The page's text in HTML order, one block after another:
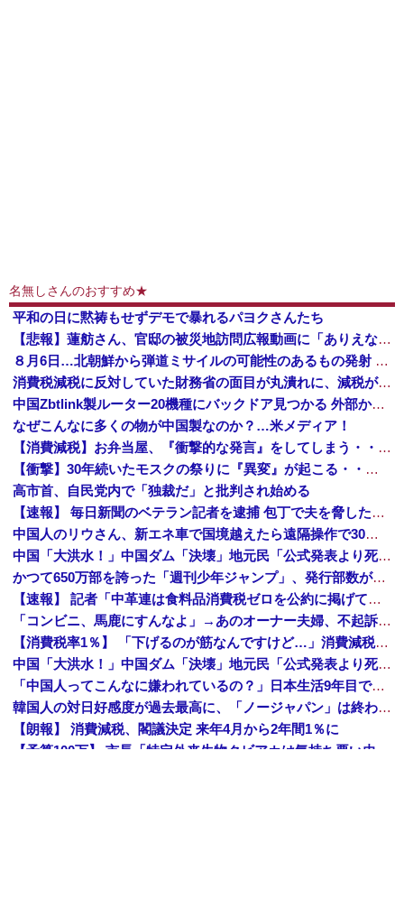
名無しさんのおすすめ★
平和の日に黙祷もせずデモで暴れるパヨクさんたち
【悲報】蓮舫さん、官邸の被災地訪問広報動画に「ありえない！作成費用は、あなたの税金です！」と猛批判 → ネットからは巨大ブーメランを指摘する声 ...
８月6日…北朝鮮から弾道ミサイルの可能性のあるもの発射 防衛省が発表 [8/6]
消費税減税に反対していた財務省の面目が丸潰れに、減税が決まった途端に市場が動き出したが……
中国Zbtlink製ルーター20機種にバックドア見つかる 外部から完全制御のおそれ
なぜこんなに多くの物が中国製なのか？…米メディア！
【消費減税】お弁当屋、『衝撃的な発言』をしてしまう・・・・・・
【衝撃】30年続いたモスクの祭りに『異変』が起こる・・・・・
高市首、自民党内で「独裁だ」と批判され始める
【速報】 毎日新聞のベテラン記者を逮捕 包丁で夫を脅した容疑
中国人のリウさん、新エネ車で国境越えたら遠隔操作で30時間ロックされる！
中国「大洪水！」中国ダム「決壊」地元民「公式発表より死者多い！」中国政府「住民拘束！（安否不明」中国当局「救助隊動画も削除」台風13号「三峡ダム接近中」→
かつて650万部を誇った「週刊少年ジャンプ」、発行部数が初の100万部割れ
【速報】 記者「中革連は食料品消費税ゼロを公約に掲げていたが？」→階猛氏「そ、それは財源確保という条件付き」
「コンビニ、馬鹿にすんなよ」→あのオーナー夫婦、不起訴ｗｗｗｗｗｗｗｗｗ
【消費税率1％】 「下げるのが筋なんですけど…」消費減税で値下がりする分と同じだけ商品を値上げして店頭価格を変えない店も
中国「大洪水！」中国ダム「決壊」地元民「公式発表より死者多い！」中国政府「住民拘束！（安否不明」中国当局「救助隊動画も削除」台風13号「三峡ダム接近中」→
「中国人ってこんなに嫌われているの？」日本生活9年目で明かす本心！
韓国人の対日好感度が過去最高に、「ノージャパン」は終わった？＝ネット「中国より100倍いい」
【朗報】 消費減税、閣議決定 来年4月から2年間1％に